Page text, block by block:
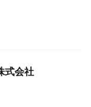
式会社